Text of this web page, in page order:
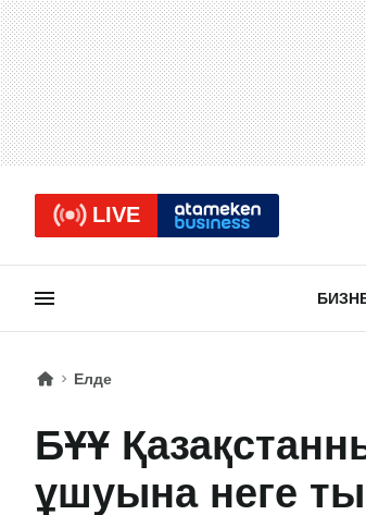
LIVE
Елде
БҰҰ
ұшуына неге